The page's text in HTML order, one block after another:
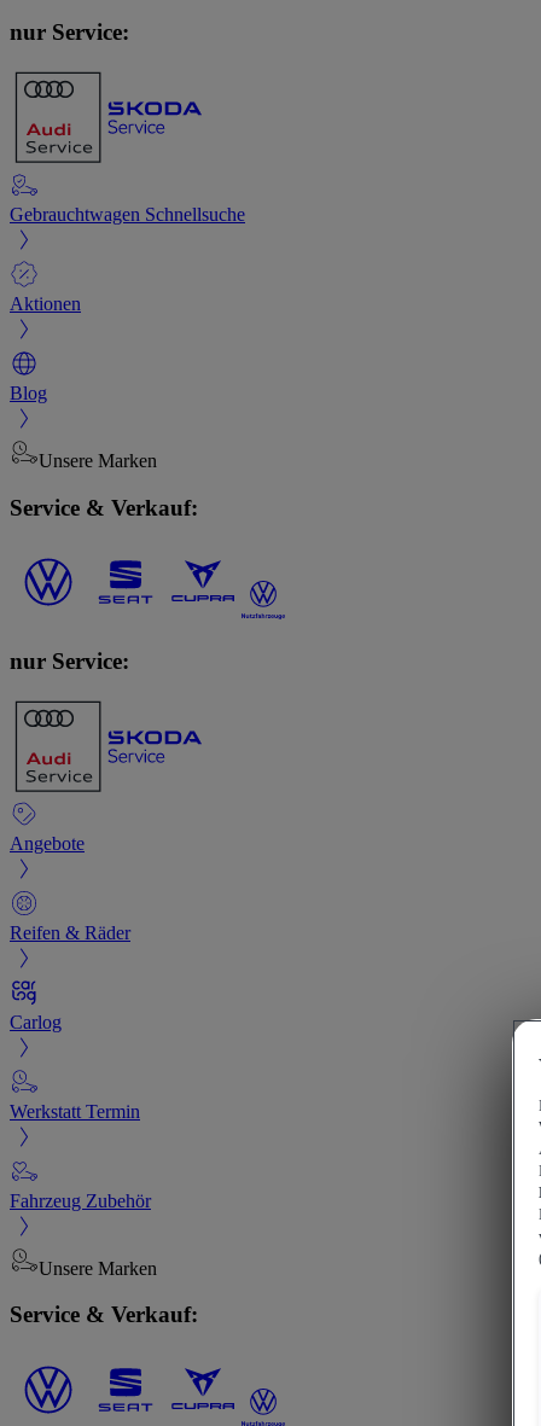
nur Service:
Gebrauchtwagen Schnellsuche
Aktionen
Blog
Unsere Marken
Service & Verkauf:
nur Service:
Angebote
Reifen & Räder
Carlog
Werkstatt Termin
Fahrzeug Zubehör
Unsere Marken
Service & Verkauf: